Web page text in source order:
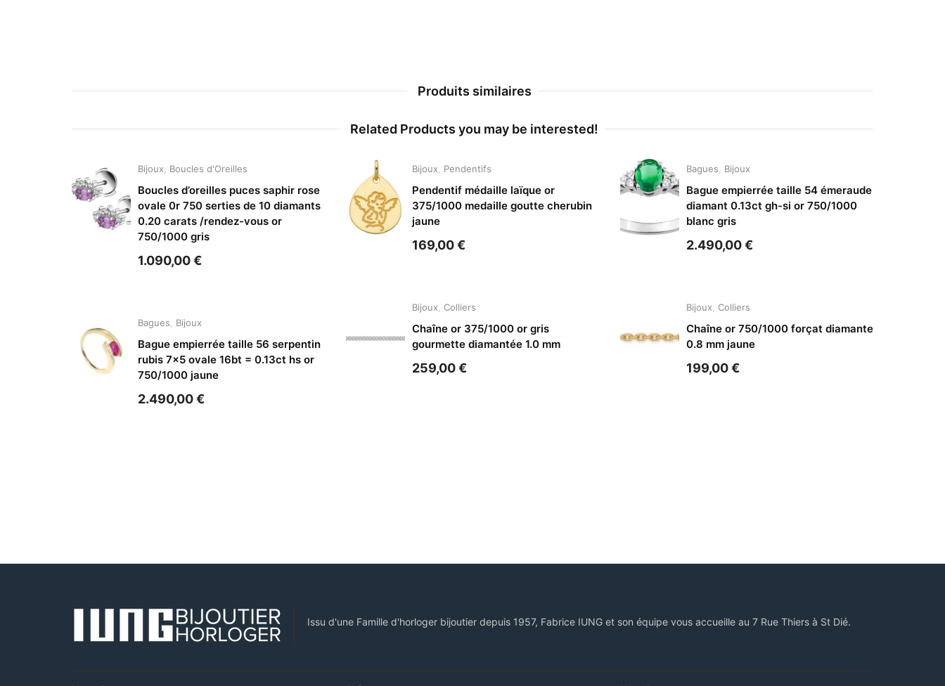
Produits similaires
Related Products you may be interested!
Bijoux Boucles d'Oreilles
Boucles d’oreilles puces saphir rose
ovale 0r 750 serties de 10 diamants
0.20 carats /rendez-vous or
750/1000 gris
1.090,00€
Bagues Bijoux
Bague empierrée taille 56 serpentin
rubis 7×5 ovale 16bt = 0.13ct hs or
750/1000 jaune
2.490,00€
Bijoux Pendentifs
Pendentif médaille laïque or
375/1000 medaille goutte cherubin
jaune
169,00€
Bijoux Colliers
Chaîne or 375/1000 or gris
gourmette diamantée 1.0 mm
259,00€
Bagues Bijoux
Bague empierrée taille 54 émeraude
diamant 0.13ct gh-si or 750/1000
blanc gris
2.490,00€
Bijoux Colliers
Chaîne or 750/1000 forçat diamante
0.8 mm jaune
199,00€
Issu d'une Famille d'horloger bijoutier depuis 1957, Fabrice IUNG et son équipe vous accueille au 7 Rue Thiers à St Dié.